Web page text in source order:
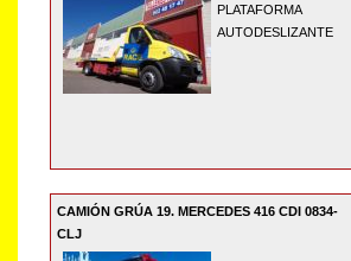
PLATAFORMA
AUTODESLIZANTE
CAMIÓN GRÚA 19. MERCEDES 416 CDI 0834-
CLJ